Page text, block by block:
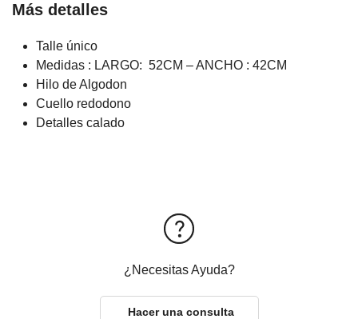
Más detalles
Talle único
Medidas : LARGO: 52CM – ANCHO : 42CM
Hilo de Algodon
Cuello redodono
Detalles calado
¿Necesitas Ayuda?
Hacer una consulta